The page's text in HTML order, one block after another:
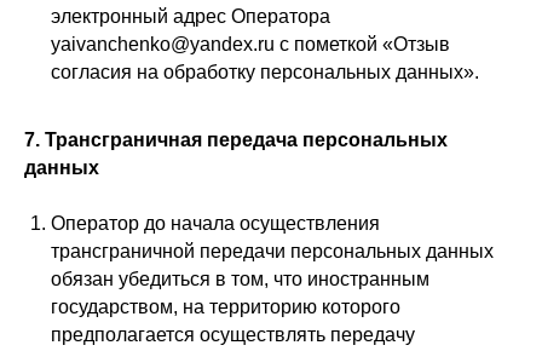
электронный адрес Оператора
yaivanchenko@yandex.ru с пометкой «Отзыв
согласия на обработку персональных данных».
7. Трансграничная передача персональных
данных
Оператор до начала осуществления
трансграничной передачи персональных данных
обязан убедиться в том, что иностранным
государством, на территорию которого
предполагается осуществлять передачу